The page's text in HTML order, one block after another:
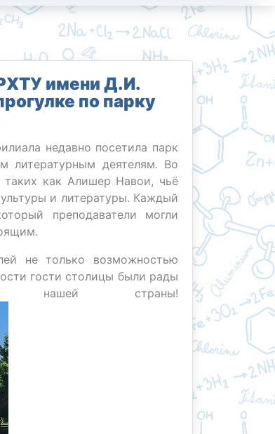
имени Д.И.
по парку
недавно посетила парк
литературным деятелям. Во
таких как Алишер Навои, чьё
и литературы. Каждый
преподаватели могли
не только возможностью
гости столицы были рады
нашей страны!